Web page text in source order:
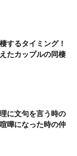
するタイミング！
たカップルの同棲
に文句を言う時の
嘩になった時の仲